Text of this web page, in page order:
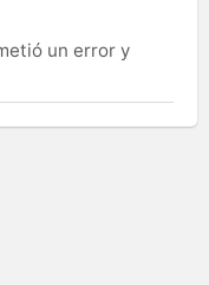
un error y